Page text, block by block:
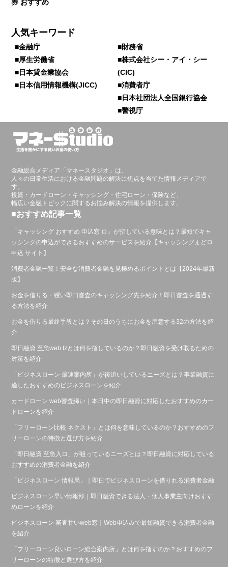
券 おすすめ
人気キーワード
■金融庁
■厚生労働省
■日本貸金業協会
■日本信用情報機構(JICC)
■財務省
■株式会社シー・アイ・シー
(CIC)
■消費者庁
■日本社団法人全国銀行協会
■警視庁
金融総合メディア「マネースタジオ」は、
人々の日常生活における金融問題の解決に焦点を当てた情報メディアで
す。
投資・カードローン・キャッシング・住宅ローン・保険など、
幅広い金融トピックに関するお悩み解決の情報を提供します。
■おすすめ記事一覧
「キャッシング おすすめ 申込窓 ロ」が指している意味とは？最短でキャ
ッシングの申込ができるおすすめのサービスを紹介【キャッシングまどロ
申込 サイト】
消費者金融一覧！安全な消費者金融を見極めるポイントとは【2024年最新
版】
お金を借りる・綬い即曰審査のキャッシング先を紹介！即日審査を通過す
る方法を紹介
お金を借りる最終手段とは？その日のうちにお金を用意する32の方法を紹
介
即日融資 至急web tzとは何を指しているのか？即日融資を受け取るための
対策を紹介
「ビジネスローン 最速案内所」が後追いしているニーズとは？事業融資に
適したおすすめのビジネスローンを紹介
カードローン web審査絺い｜本日中の即日融資に対応したおすすめのカー
ドローンを紹介
「フリーローン比較 ネクスト」とは何を意味しているのか？おすすめのフ
リーローンの特徴と選び方を紹介
「即日融資 至急入ロ」が狙っているニーズとは？即日融資に対応している
おすすめの消費者金融を紹介
「ビジネスローン 情報局」｜即日でビジネスローンを借りれる消費者金融
ビジネスローン早い情報部｜即日融資できる法人・個人事業主向けおすす
めローンを紹介
ビジネスローン 審査甘いweb窓｜Web申込みで最短融資できる消費者金融
を紹介
「フリーローン良いローン総合案内所」とは何を指すのか？おすすめのフ
リーローンの特徴と選び方を紹介